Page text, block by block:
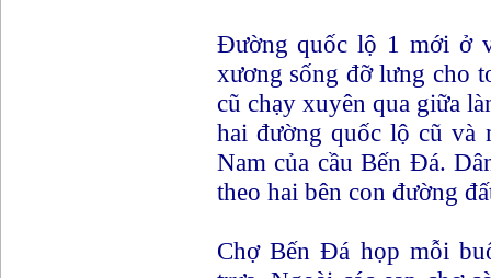
Đường quốc lộ 1 mới ở
xương sống đỡ lưng cho
cũ chạy xuyên qua giữa
hai đường quốc lộ cũ và
Nam của cầu Bến Đá.
theo hai bên con đường
Chợ Bến Đá họp mỗi